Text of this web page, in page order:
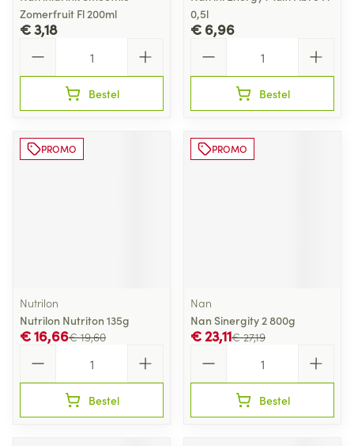
Zomerfruit Fl 200ml
€ 3,18
Bestel
0,5l
€ 6,96
Bestel
PROMO
Nutrilon
Nutrilon Nutriton 135g
€ 19,60
€ 16,66
Bestel
PROMO
Nan
Nan Sinergity 2 800g
€ 27,19
€ 23,11
Bestel